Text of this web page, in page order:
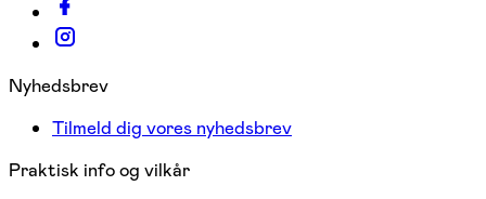
Nyhedsbrev
Tilmeld dig vores nyhedsbrev
Praktisk info og vilkår